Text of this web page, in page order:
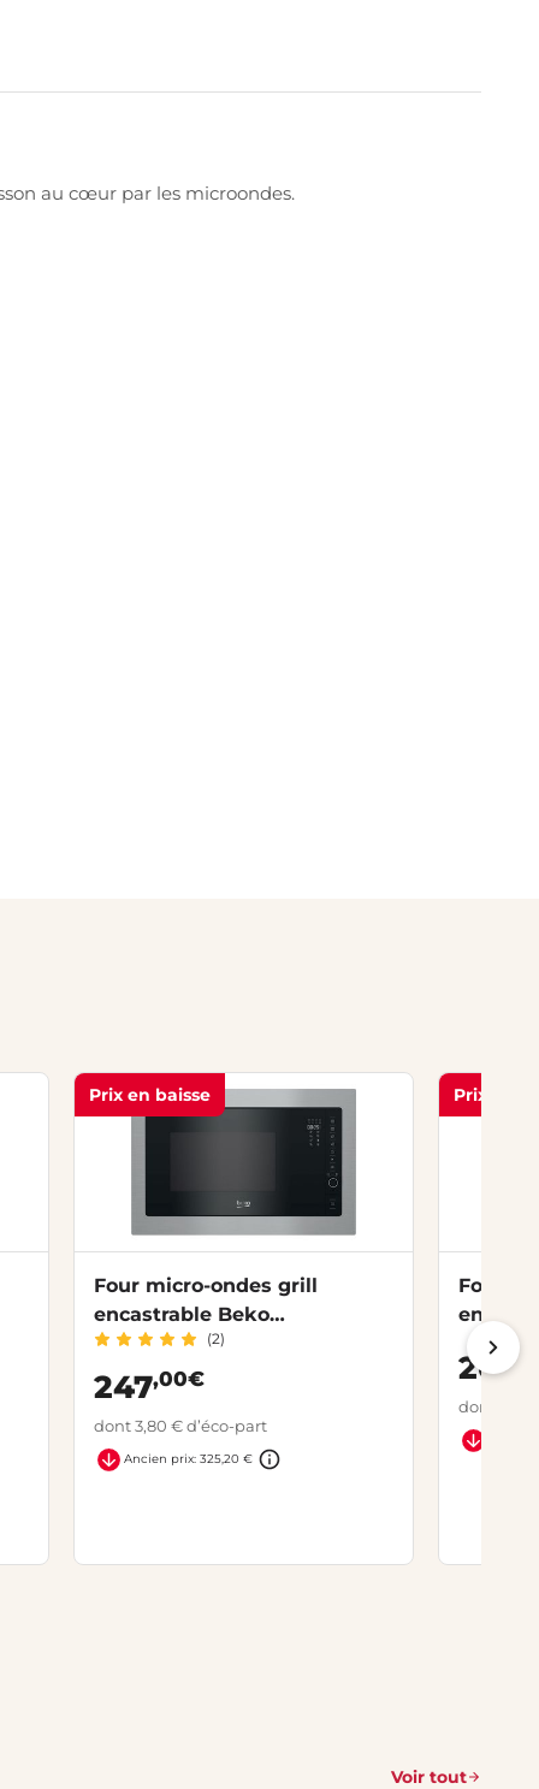
au cœur par les microondes.
Prix en baisse
Four micro-ondes grill
encastrable Beko
BMGB25332BG
(2)
247,00€
dont 3,80 € d’éco-part
Ancien prix: 325,20 €
Prix en
Four
265
dont 3,80
Voir tout